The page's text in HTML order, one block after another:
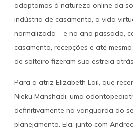
adaptamos à natureza online da
indústria de casamento, a vida
normalizada – e no ano passado,
casamento, recepções e até
de solteiro fizeram sua estreia
Para a atriz Elizabeth Lail, que
Nieku Manshadi, uma
definitivamente na vanguarda do
planejamento. Ela, junto com